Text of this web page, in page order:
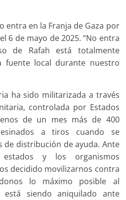
entra en la Franja de Gaza por
6 de mayo de 2025. “No entra
de Rafah está totalmente
fuente local durante nuestro
ha sido militarizada a través
controlada por Estados
de un mes más de 400
a tiros cuando se
de distribución de ayuda. Ante
y los organismos
decidido movilizarnos contra
lo máximo posible al
está siendo aniquilado ante